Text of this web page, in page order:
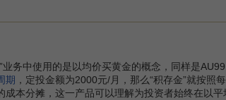
业务中使用的是以均价买黄金的概念，同样是
期 ，定投金额为2000元/月，那么“积存金”就按照
成本分摊，这一产品可以理解为投资者始终在以平